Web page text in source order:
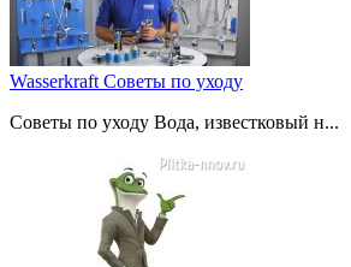
Wasserkraft Советы по уходу
Советы по уходу Вода, известковый н...